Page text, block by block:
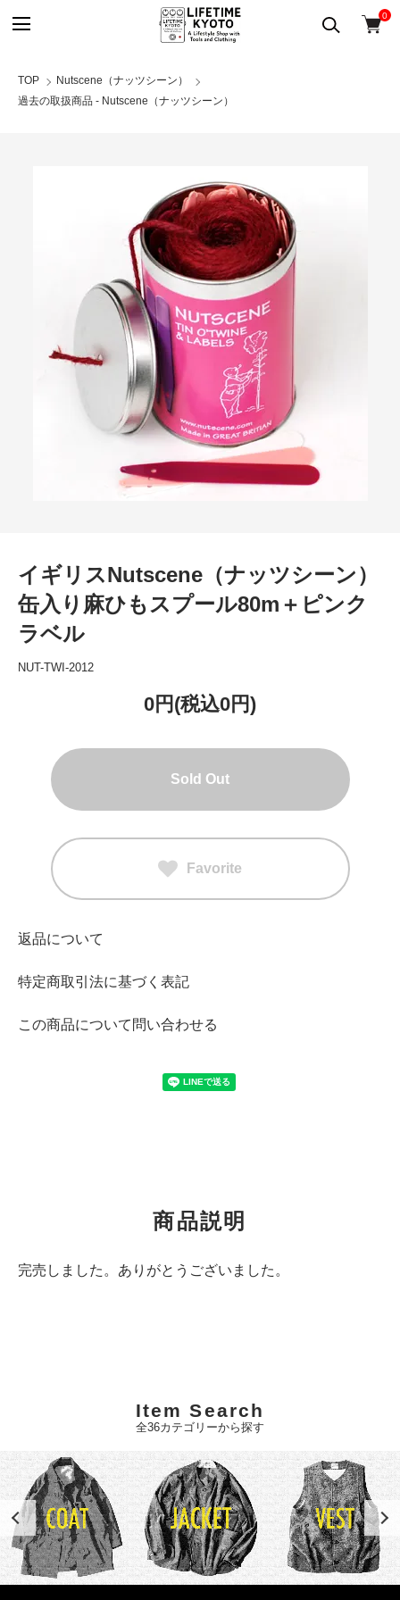
0
TOP
Nutscene（ナッツシーン）
過去の取扱商品 - Nutscene（ナッツシーン）
イギリスNutscene（ナッツシーン）
缶入り麻ひもスプール80m＋ピンク
ラベル
NUT-TWI-2012
0円(税込0円)
Sold Out
Favorite
返品について
特定商取引法に基づく表記
この商品について問い合わせる
商品説明
完売しました。ありがとうございました。
Item Search
全36カテゴリーから探す